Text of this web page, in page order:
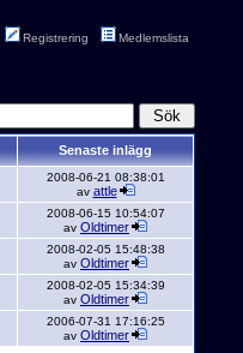
Registrering Medlemslista
Senaste inlägg
2008-06-21 08:38:01
av attle
2008-06-15 10:54:07
av Oldtimer
2008-02-05 15:48:38
av Oldtimer
2008-02-05 15:34:39
av Oldtimer
2006-07-31 17:16:25
av Oldtimer